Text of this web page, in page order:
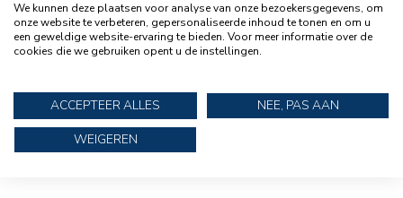
STAZO
Stazo Art slot voor boten €34,95
STAZO
Stazo Art slot met 5 m
oogkabel van Ø 20 mm
€142,95
We kunnen deze plaatsen voor analyse van onze bezoekersgegevens, om
onze website te verbeteren, gepersonaliseerde inhoud te tonen en om u
een geweldige website-ervaring te bieden. Voor meer informatie over de
cookies die we gebruiken opent u de instellingen.
ACCEPTEER ALLES
NEE, PAS AAN
WEIGEREN